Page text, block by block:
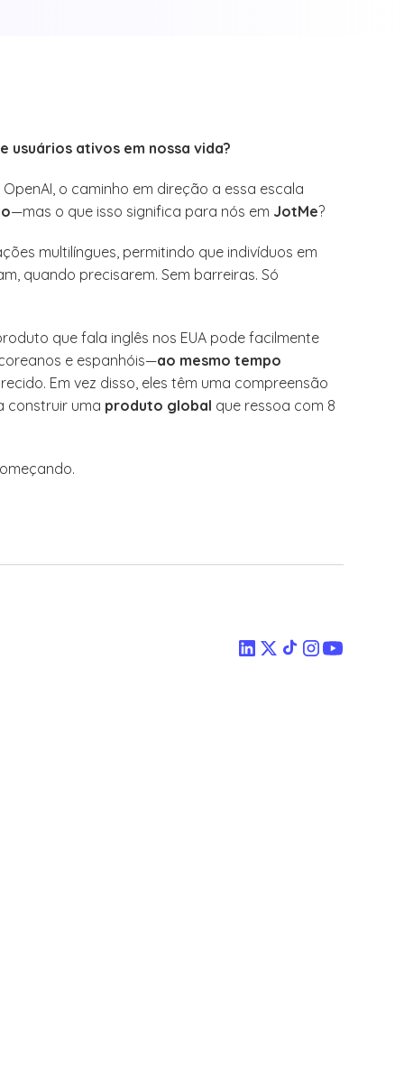
usuários ativos em nossa vida?
o caminho em direção a essa escala
—mas o que isso significa para nós em JotMe?
multilíngues, permitindo que indivíduos em
quando precisarem. Sem barreiras. Só
que fala inglês nos EUA pode facilmente
e espanhóis—ao mesmo tempo
Em vez disso, eles têm uma compreensão
construir uma produto global que ressoa com 8